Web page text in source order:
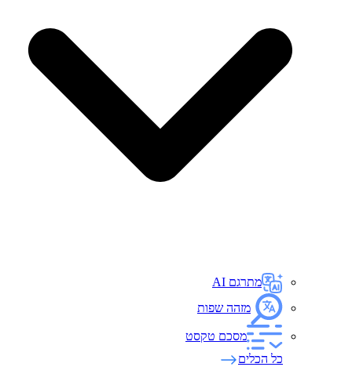
מתרגם AI
מזהה שפות
מסכם טקסט
כל הכלים